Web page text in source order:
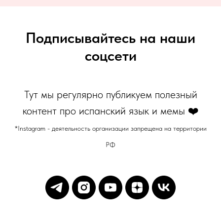
Подписывайтесь на наши
соцсети
Тут мы регулярно публикуем полезный
контент про испанский язык и мемы ❤️
*Instagram - деятельность организации запрещена на территории
РФ